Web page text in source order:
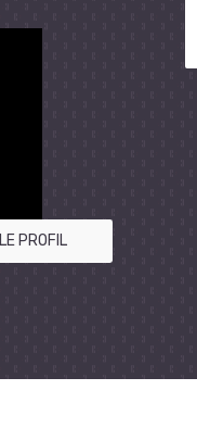
PROFIL